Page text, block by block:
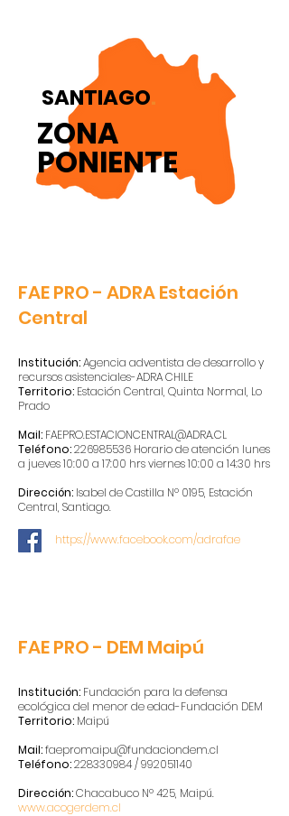
SANTIAGO.
ZONA
PONIENTE
FAE PRO - ADRA Estación
Central
Institución:Agencia adventista de desarrollo y
recursos asistenciales-ADRA CHILE
Territorio: Estación Central, Quinta Normal, Lo
Prado
Mail: FAEPRO.ESTACIONCENTRAL@ADRA.CL
Teléfono:226985536 Horario de atención lunes
a jueves 10:00 a 17:00 hrs viernes 10:00 a 14:30 hrs
Dirección: Isabel de Castilla Nº 0195, Estación
Central, Santiago.
https://www.facebook.com/adrafae
FAE PRO - DEM Maipú
Institución: Fundación para la defensa
ecológica del menor de edad-Fundación DEM
Territorio: Maipú
Mail:faepromaipu@fundaciondem.cl
Teléfono:228330984/992051140
Dirección:Chacabuco Nº 425, Maipú.
www.acogerdem.cl